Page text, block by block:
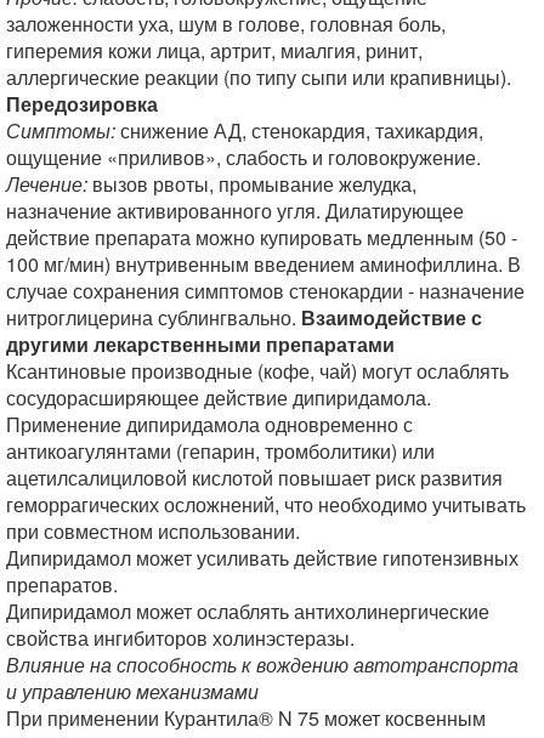
заложенности уха, шум в голове, головная боль,
гиперемия кожи лица, артрит, миалгия, ринит,
аллергические реакции (по типу сыпи или крапивницы).
Передозировка
Симптомы:снижение АД, стенокардия, тахикардия,
ощущение «приливов», слабость и головокружение.
Лечение: вызов рвоты, промывание желудка,
назначение активированного угля. Дилатирующее
действие препарата можно купировать медленным (50 -
100 мг/мин) внутривенным введением аминофиллина. В
случае сохранения симптомов стенокардии - назначение
нитроглицерина сублингвально. Взаимодействие с
другими лекарственными препаратами
Ксантиновые производные (кофе, чай) могут ослаблять
сосудорасширяющее действие дипиридамола.
Применение дипиридамола одновременно с
антикоагулянтами (гепарин, тромболитики) или
ацетилсалициловой кислотой повышает риск развития
геморрагических осложнений, что необходимо учитывать
при совместном использовании.
Дипиридамол может усиливать действие гипотензивных
препаратов.
Дипиридамол может ослаблять антихолинергические
свойства ингибиторов холинэстеразы.
Влияние на способность к вождению автотранспорта
и управлению механизмами
При применении Курантила® N 75 может косвенным